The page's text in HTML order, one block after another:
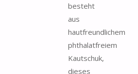
besteht
aus
hautfreundlichem
phthalatfreiem
Kautschuk,
dieses